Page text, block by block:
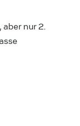
aber nur 2.